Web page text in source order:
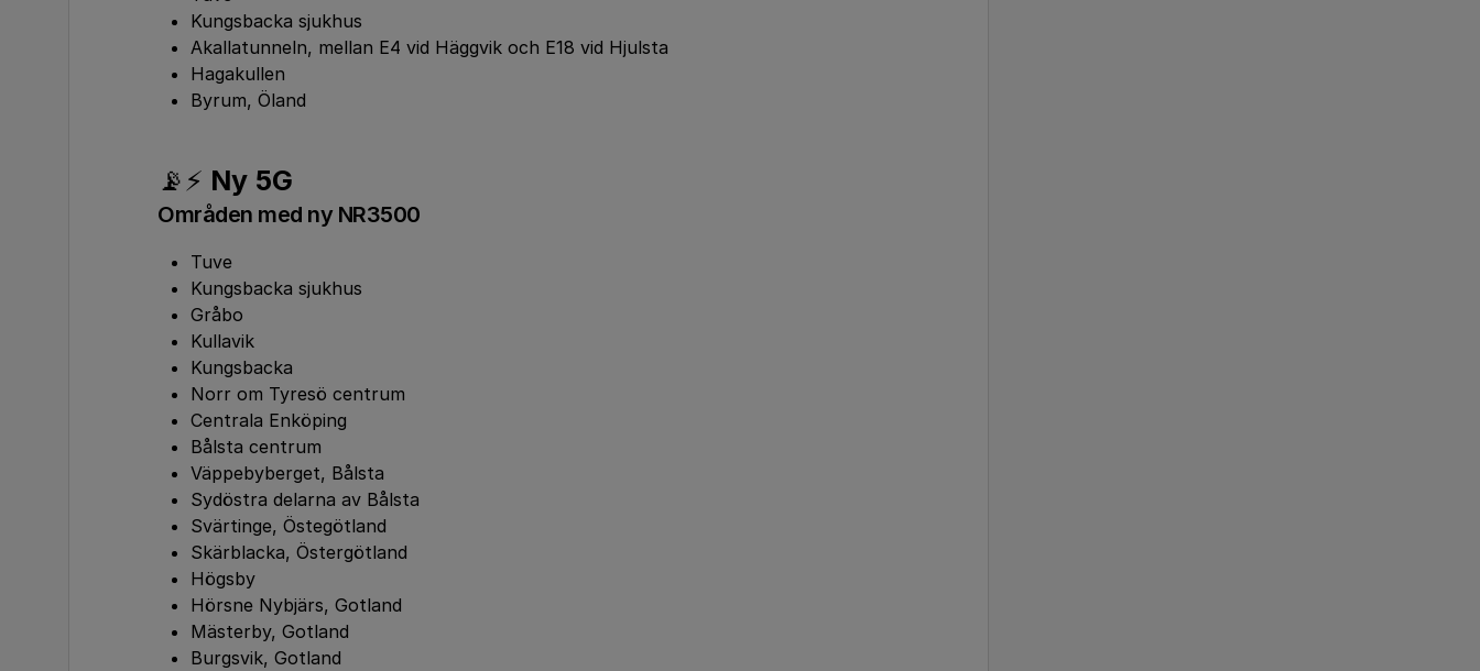
Kungsbacka sjukhus
Akallatunneln, mellan E4 vid Häggvik och E18 vid Hjulsta
Hagakullen
Byrum, Öland
📡⚡ Ny 5G
Områden med ny NR3500
Tuve
Kungsbacka sjukhus
Gråbo
Kullavik
Kungsbacka
Norr om Tyresö centrum
Centrala Enköping
Bålsta centrum
Väppebyberget, Bålsta
Sydöstra delarna av Bålsta
Svärtinge, Östegötland
Skärblacka, Östergötland
Högsby
Hörsne Nybjärs, Gotland
Mästerby, Gotland
Burgsvik, Gotland